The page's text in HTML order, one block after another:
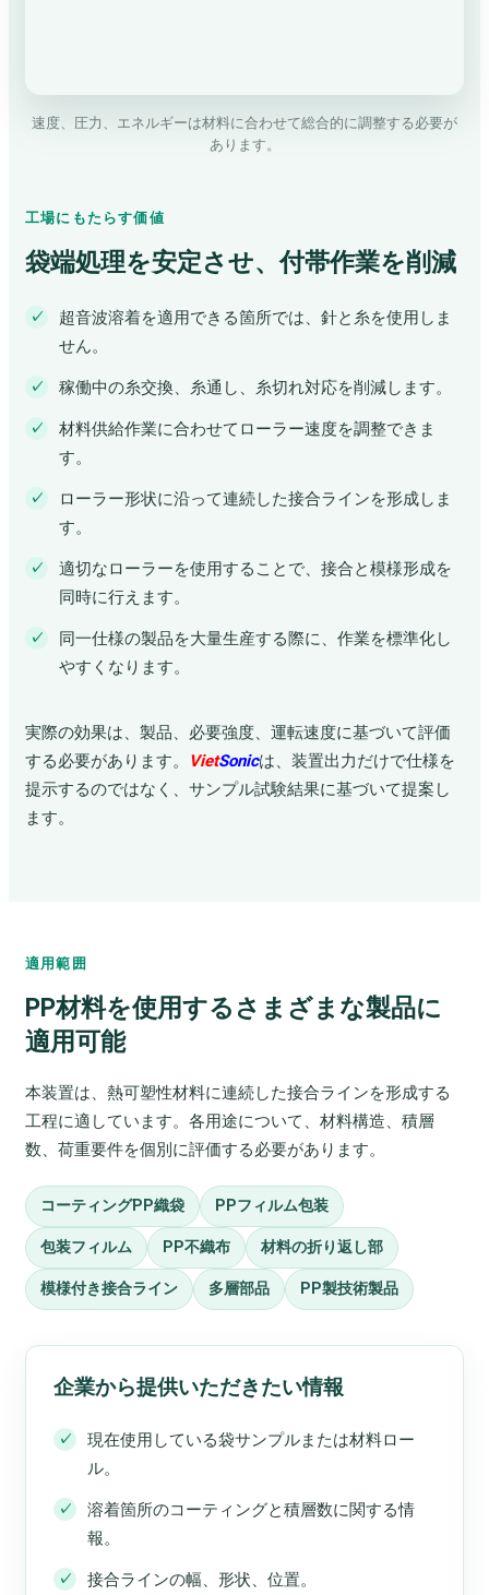
速度、圧力、エネルギーは材料に合わせて総合的に調整する必要が
あります。
工場にもたらす価値
袋端処理を安定させ、付帯作業を削減
超音波溶着を適用できる箇所では、針と糸を使用しま
せん。
稼働中の糸交換、糸通し、糸切れ対応を削減します。
材料供給作業に合わせてローラー速度を調整できま
す。
ローラー形状に沿って連続した接合ラインを形成しま
す。
適切なローラーを使用することで、接合と模様形成を
同時に行えます。
同一仕様の製品を大量生産する際に、作業を標準化し
やすくなります。
実際の効果は、製品、必要強度、運転速度に基づいて評価
する必要があります。
VietSonicは、装置出力だけで仕様を
提示するのではなく、サンプル試験結果に基づいて提案し
ます。
適用範囲
PP材料を使用するさまざまな製品に
適用可能
本装置は、熱可塑性材料に連続した接合ラインを形成する
工程に適しています。各用途について、材料構造、積層
数、荷重要件を個別に評価する必要があります。
コーティングPP織袋 PPフィルム包装
包装フィルム PP不織布 材料の折り返し部
模様付き接合ライン 多層部品 PP製技術製品
企業から提供いただきたい情報
現在使用している袋サンプルまたは材料ロー
ル。
溶着箇所のコーティングと積層数に関する情
報。
接合ラインの幅、形状、位置。